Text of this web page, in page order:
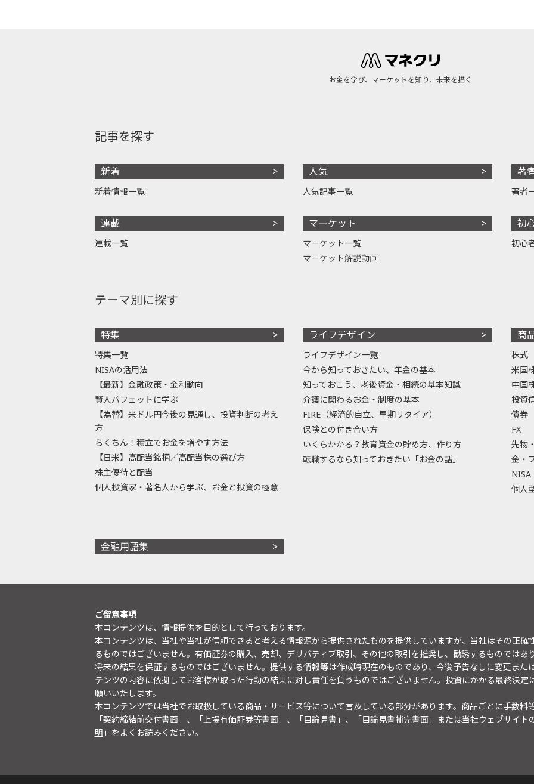
お金を学び、マーケットを知り、未来を描く
記事を探す
新着
新着情報一覧
連載
連載一覧
人気
人気記事一覧
マーケット
マーケット一覧
マーケット解説動画
著
著者
初
初心
テーマ別に探す
特集
特集一覧
NISAの活用法
【最新】金融政策・金利動向
賢人バフェットに学ぶ
【為替】米ドル円今後の見通し、投資判断の考え
方
らくちん！積立でお金を増やす方法
【日米】高配当銘柄／高配当株の選び方
株主優待と配当
個人投資家・著名人から学ぶ、お金と投資の極意
ライフデザイン
ライフデザイン一覧
今から知っておきたい、年金の基本
知っておこう、老後資金・相続の基本知識
介護に関わるお金・制度の基本
FIRE（経済的自立、早期リタイア）
保険との付き合い方
いくらかかる？教育資金の貯め方、作り方
転職するなら知っておきたい「お金の話」
商
株式
米国
中国
投資
債券
FX
先物
金・
NISA
個人
金融用語集
ご留意事項
本コンテンツは、情報提供を目的として行っております。
本コンテンツは、当社や当社が信頼できると考える情報源から提供されたものを提供していますが、当社はその正
るものではございません。有価証券の購入、売却、デリバティブ取引、その他の取引を推奨し、勧誘するものではあ
将来の結果を保証するものではございません。提供する情報等は作成時現在のものであり、今後予告なしに変更また
テンツの内容に依拠してお客様が取った行動の結果に対し責任を負うものではございません。投資にかかる最終決
願いいたします。
本コンテンツでは当社でお取扱している商品・サービス等について言及している部分があります。商品ごとに手数料
「契約締結前交付書面」、「上場有価証券等書面」、「目論見書」、「目論見書補完書面」または当社ウェブサイト
明 」をよくお読みください。